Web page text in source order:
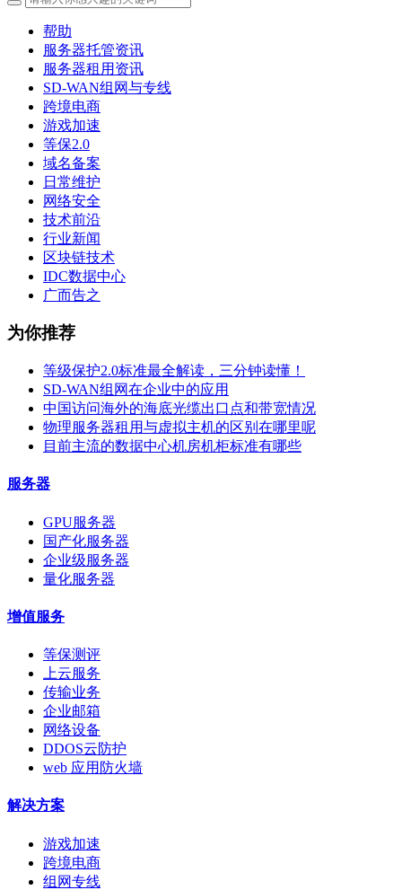
帮助
服务器托管资讯
服务器租用资讯
SD-WAN组网与专线
跨境电商
游戏加速
等保2.0
域名备案
日常维护
网络安全
技术前沿
行业新闻
区块链技术
IDC数据中心
广而告之
为你推荐
等级保护2.0标准最全解读，三分钟读懂！
SD-WAN组网在企业中的应用
中国访问海外的海底光缆出口点和带宽情况
物理服务器租用与虚拟主机的区别在哪里呢
目前主流的数据中心机房机柜标准有哪些
服务器
GPU服务器
国产化服务器
企业级服务器
量化服务器
增值服务
等保测评
上云服务
传输业务
企业邮箱
网络设备
DDOS云防护
web 应用防火墙
解决方案
游戏加速
跨境电商
组网专线